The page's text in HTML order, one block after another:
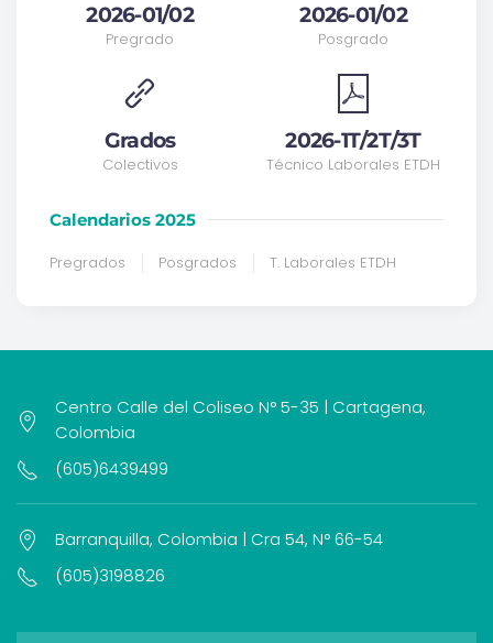
2026-01/02
Pregrado
Grados
Colectivos
2026-01/02
Posgrado
2026-1T/2T/3T
Técnico Laborales ETDH
Calendarios 2025
Pregrados Posgrados T. Laborales ETDH
Centro Calle del Coliseo N° 5-35 | Cartagena,
Colombia
(605)6439499
Barranquilla, Colombia | Cra 54, N° 66-54
(605)3198826